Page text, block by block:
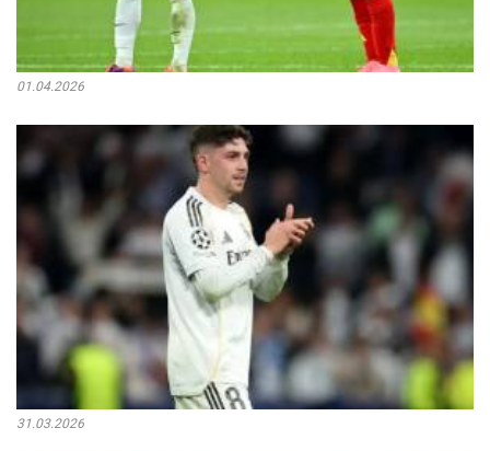
01.04.2026
31.03.2026